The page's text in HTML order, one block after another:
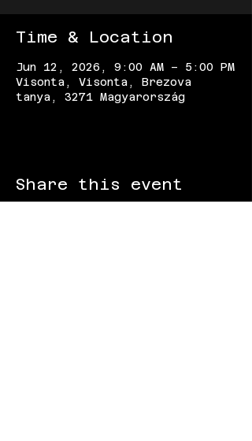
Time & Location
Jun 12, 2026, 9:00 AM – 5:00 PM
Visonta, Visonta, Brezova
tanya, 3271 Magyarország
Share this event